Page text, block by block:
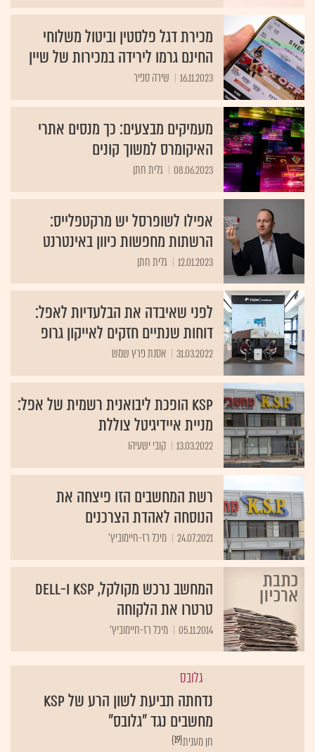
מכירת דגל פלסטין וביטול משלוחי
החינם גרמו לירידה במכירות של שיין
16.11.2023 שירה ספיר
מעמיקים מבצעים: כך מנסים אתרי
האיקומרס למשוך קונים
08.06.2023 גלית חתן
אפילו לשופרסל יש מרקטפלייס:
הרשתות מחפשות כיוון באינטרנט
12.01.2023 גלית חתן
לפני שאיבדה את הבלעדיות לאפל:
דוחות שנתיים חזקים לאייקון גרופ
31.03.2022 אסנת פרץ שמש
KSP הופכת ליבואנית רשמית של אפל:
מניית איידיגיטל צוללת
13.03.2022 קובי ישעיהו
רשת המחשבים הזו פיצחה את
הנוסחה לאהדת הצרכנים
24.07.2021 מיכל רז-חיימוביץ'
המחשב נרכש מקולקל, KSP ו-DELL
טרטרו את הלקוחה
05.11.2014 מיכל רז-חיימוביץ'
גלובס
נדחתה תביעת לשון הרע של KSP
מחשבים נגד "גלובס"
{19}חן מענית